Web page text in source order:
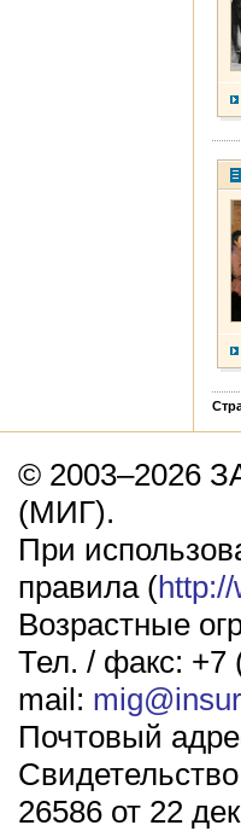
© 2003–2026
(МИГ).
При
правила (
Возрастные
Тел. / факс: +7
mail:
Почтовый
26586 от 22